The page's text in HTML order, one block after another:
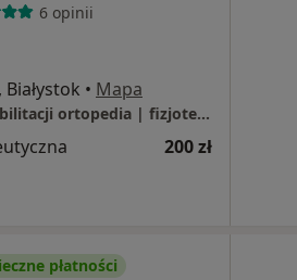
6 opinii
• Mapa
Podlaskie Centrum Rehabilitacji ortopedia | fizjoterapia | trening
200 zł
płatności